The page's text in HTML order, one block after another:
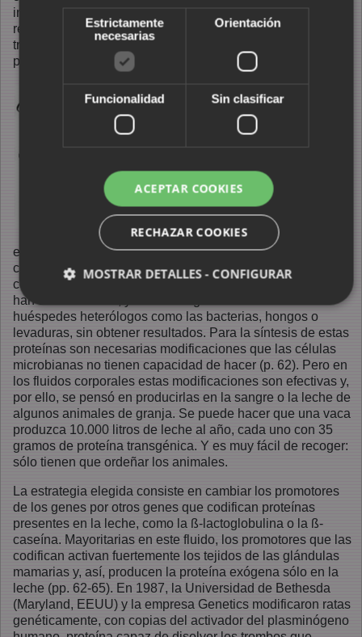
intención de poder criarlos en aguas frías. En 1997, los
resultados aún no eran satisfactorios, ya que los individuos
transgénicos no producían suficiente concentración de la
proteína. Los salmones morían congelados (pp. 66-67).
biotecnología
con
aplicaciones
en procesos
industriales o
en la
elaboración de productos sintéticos como medicamentos,
combustibles, fertilizantes, etc. Muchos de estos
compuestos son proteínas. Los genes que las codifican
han sido clonados, y se intentó generar a través de
huéspedes heterólogos como las bacterias, hongos o
levaduras, sin obtener resultados. Para la síntesis de estas
proteínas son necesarias modificaciones que las células
microbianas no tienen capacidad de hacer (p. 62). Pero en
los fluidos corporales estas modificaciones son efectivas y,
por ello, se pensó en producirlas en la sangre o la leche de
algunos animales de granja. Se puede hacer que una vaca
produzca 10.000 litros de leche al año, cada uno con 35
gramos de proteína transgénica. Y es muy fácil de recoger:
sólo tienen que ordeñar los animales.
La estrategia elegida consiste en cambiar los promotores
de los genes por otros genes que codifican proteínas
presentes en la leche, como la ß-lactoglobulina o la ß-
caseína. Mayoritarias en este fluido, los promotores que las
codifican activan fuertemente los tejidos de las glándulas
mamarias y, así, producen la proteína exógena sólo en la
leche (pp. 62-65). En 1987, la Universidad de Bethesda
(Maryland, EEUU) y la empresa Genetics modificaron ratas
genéticamente, con copias del activador del plasminógeno
Estrictamente
necesarias
Orientación
Funcionalidad Sin clasificar
ACEPTAR COOKIES
RECHAZAR COOKIES
MOSTRAR DETALLES - CONFIGURAR